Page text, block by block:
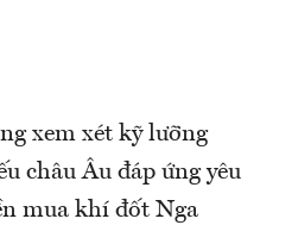
xem xét kỹ lưỡng
châu Âu đáp ứng yêu
mua khí đốt Nga